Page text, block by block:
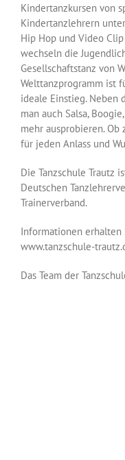
Kindertanzkursen von
Kindertanzlehrern
Hip Hop und Video
wechseln die
Gesellschaftstanz von
Welttanzprogramm ist
ideale Einstieg. Neben
man auch Salsa,
mehr ausprobieren.
für jeden Anlass und
Die Tanzschule Trautz
Deutschen
Trainerverband.
Informationen
www.tanzschule-
Das Team der